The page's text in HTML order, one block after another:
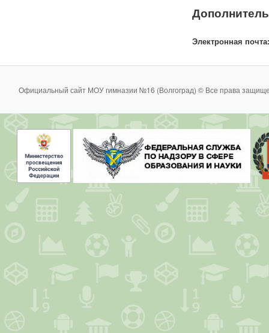
Электронная почта:
Официальный сайт МОУ гимназии №16 (Волгоград) © Все права